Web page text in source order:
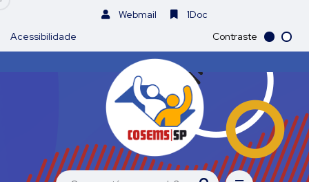
Webmail
1Doc
Acessibilidade
Contraste